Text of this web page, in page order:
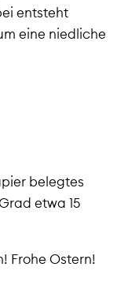
entsteht
eine niedliche
belegtes
etwa 15
Frohe Ostern!